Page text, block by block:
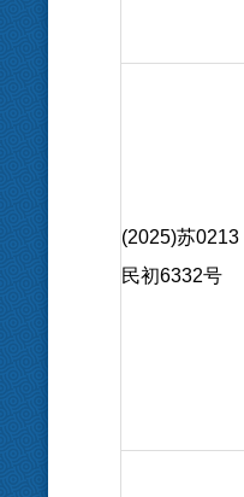
(2025)苏0213
民初6332号